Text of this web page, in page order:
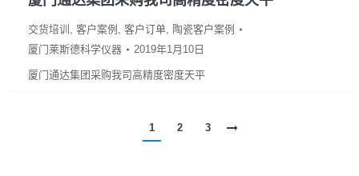
交货培训 , 客户案例 , 客户订单, 陶瓷客户案例
厦门莱斯德科学仪器
2019年1月10日
厦门通达集团采购我司高精度密度天平
1 2 3